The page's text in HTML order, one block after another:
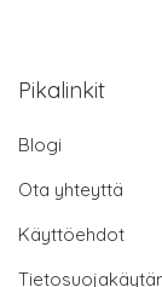
Pikalinkit
Blogi
Ota yhteyttä
Käyttöehdot